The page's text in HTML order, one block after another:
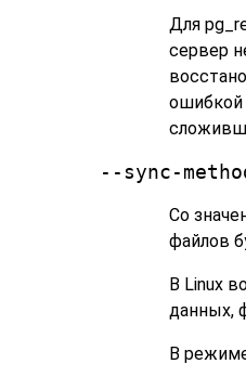
Для
сервер
ошибкой
--sync-
Со
файлов
В Linux
данных,
В